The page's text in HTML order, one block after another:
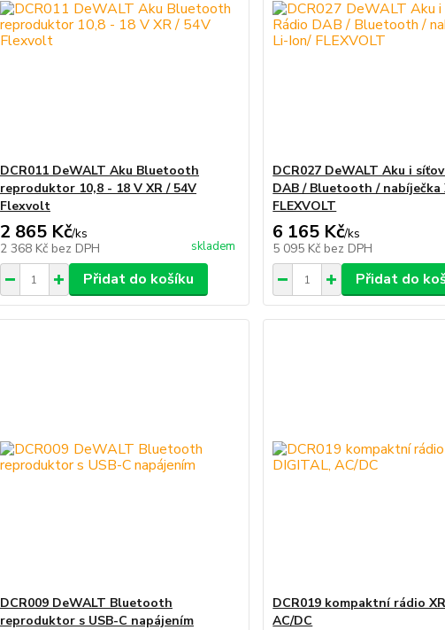
DCR011 DeWALT Aku Bluetooth
reproduktor 10,8 - 18 V XR / 54V
Flexvolt
2 865 Kč/ks
2 368 Kč bez DPH skladem
Přidat do košíku
DCR027 DeWALT Aku i
DAB / Bluetooth / nabíječka
FLEXVOLT
6 165 Kč/ks
5 095 Kč bez DPH
Přidat do
DCR009 DeWALT Bluetooth
reproduktor s USB-C napájením
DCR019 kompaktní rádio
AC/DC